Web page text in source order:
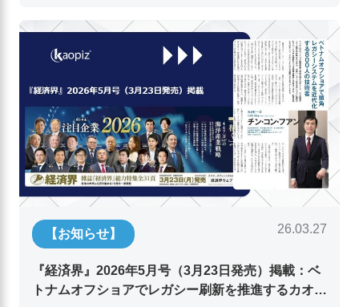
【お知らせ】 26.03.27
『経済界』2026年5月号（3月23日発売）掲載：ベ
トナムオフショアでレガシー刷新を推進するカオピ